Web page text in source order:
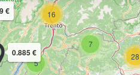
7
28
16
5
0.885 €
€